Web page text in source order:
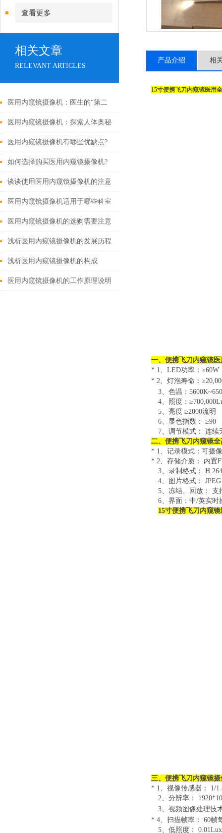
查看更多
相关文章
RELEVANT ARTICLES
医用内窥镜摄像机：医生的“第二
双眼睛”
医用内窥镜摄像机：探索人体奥秘
的神奇之眼
医用内窥镜摄像机有哪些优缺点?
如何选择购买医用内窥镜摄像机?
谈谈使用医用内窥镜摄像机的注意
事项
医用内窥镜摄像机适用于哪些科室
范围？
医用内窥镜摄像机的选购需要注意
什么？
浅析医用内窥镜摄像机的发展历程
浅析医用内窥镜摄像机的构成
医用内窥镜摄像机的工作原理说明
产品介绍 相
15寸便携飞刀内窥镜医用
一、便携飞刀内窥镜医
* 1、LED功率：≥60W
* 2、灯泡寿命：
3、色温：
4、照度：
5、亮度 ≥2000流明
6、显色指数： ≥90
7、调节模式： 连续
二、便携飞刀内窥镜
* 1、记录模式：可摄
* 2、存储介质： 内置
3、录制格式： H.264
4、图片格式： JPEG
5、冻结、回放： 支
6、界面：中/英实时
15寸便携飞刀内窥
三、便携飞刀内窥镜
* 1、视像传感器： 1/
2、分辨率：
3、视频图像处理技
* 4、扫描帧率： 60帧
5、低照度： 0.01Lux